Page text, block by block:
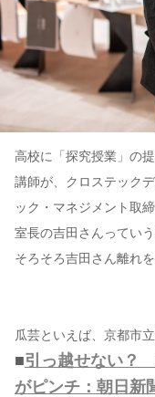
高校に「探究授業」の
講師が、クロステック
ック・マネジメント取
室長の吉田さんっていう
そろそろ吉田さん離れ
瓜芸といえば、京都市
■引っ越せない？
がピンチ：朝日新